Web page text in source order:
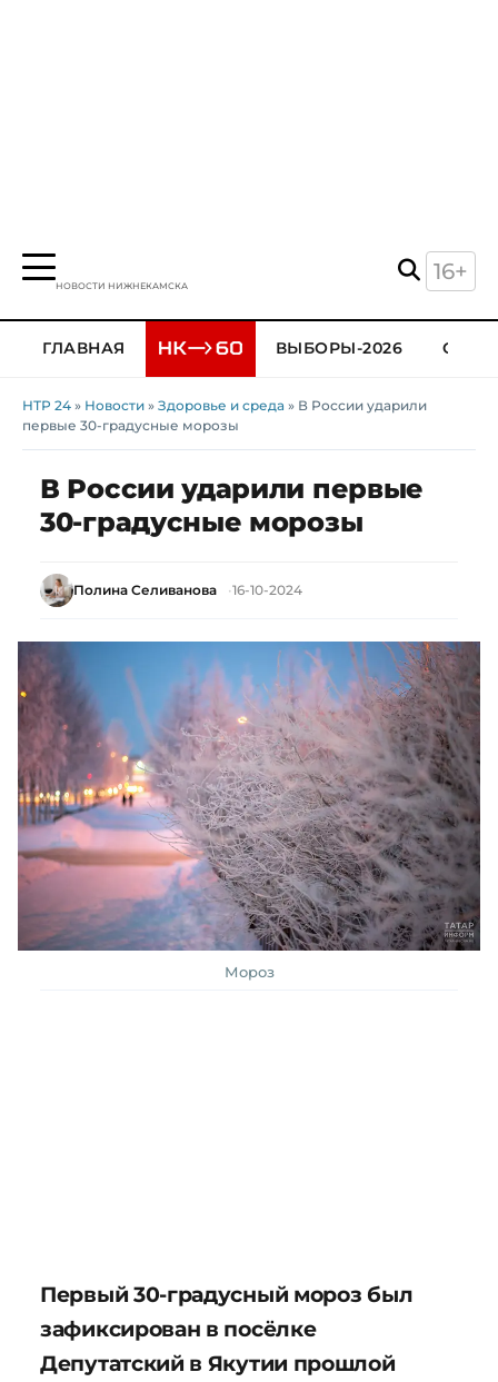
НОВОСТИ НИЖНЕКАМСКА
16+
ГЛАВНАЯ ВЫБОРЫ-2026
НТР 24 » Новости » Здоровье и среда » В России ударили
первые 30-градусные морозы
В России ударили первые
30-градусные морозы
Полина Селиванова 16-10-2024
Мороз
Первый 30-градусный мороз был
зафиксирован в посёлке
Депутатский в Якутии прошлой